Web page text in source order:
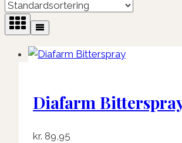
Diafarm
kr. 89,95